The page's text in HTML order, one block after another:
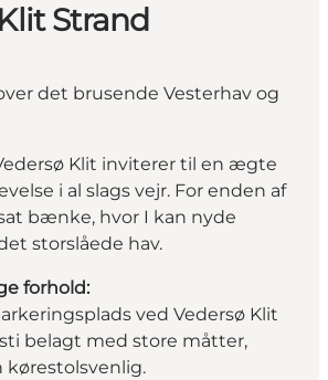
Strand
det brusende Vesterhav og
Klit inviterer til en ægte
i al slags vejr. For enden af
bænke, hvor I kan nyde
storslåede hav.
forhold:
ved Vedersø Klit
belagt med store måtter,
kørestolsvenlig.